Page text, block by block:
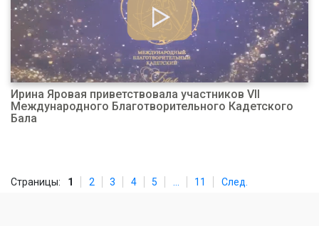
Ирина Яровая приветствовала участников VII
Международного Благотворительного Кадетского
Бала
Страницы: 1 2 3 4 5 11 След.